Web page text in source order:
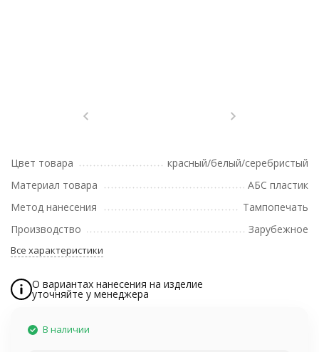
Цвет товара
красный/белый/серебристый
Материал товара
АБС пластик
Метод нанесения
Тампопечать
Производство
Зарубежное
Все характеристики
О вариантах нанесения на изделие
уточняйте у менеджера
В наличии